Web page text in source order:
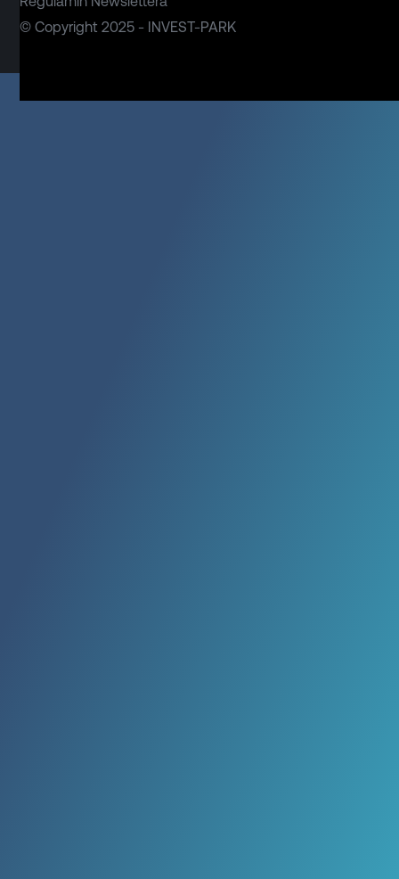
© Copyright 2025 - INVEST-PARK